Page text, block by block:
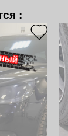
: